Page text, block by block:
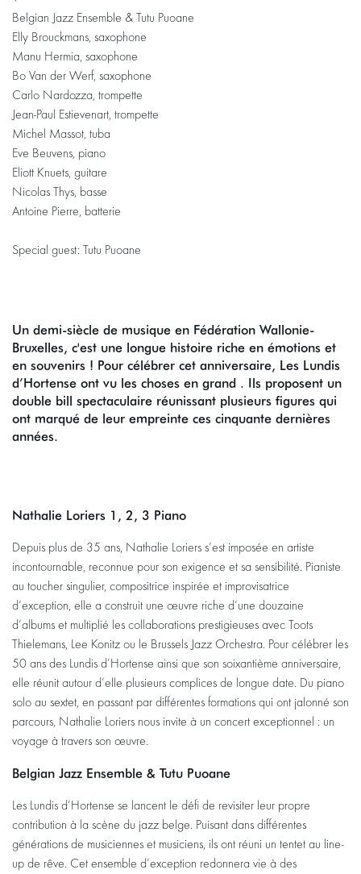
Belgian Jazz Ensemble & Tutu Puoane
Elly Brouckmans, saxophone
Manu Hermia, saxophone
Bo Van der Werf, saxophone
Carlo Nardozza, trompette
Jean-Paul Estievenart, trompette
Michel Massot, tuba
Eve Beuvens, piano
Eliott Knuets, guitare
Nicolas Thys, basse
Antoine Pierre, batterie
Special guest: Tutu Puoane
Un demi-siècle de musique en Fédération Wallonie-
Bruxelles, c'est une longue histoire riche en émotions et
en souvenirs ! Pour célébrer cet anniversaire, Les Lundis
d’Hortense ont vu les choses en grand . Ils proposent un
double bill spectaculaire réunissant plusieurs figures qui
ont marqué de leur empreinte ces cinquante dernières
années.
Nathalie Loriers 1, 2, 3 Piano
Depuis plus de 35 ans, Nathalie Loriers s’est imposée en artiste
incontournable, reconnue pour son exigence et sa sensibilité. Pianiste
au toucher singulier, compositrice inspirée et improvisatrice
d’exception, elle a construit une œuvre riche d’une douzaine
d’albums et multiplié les collaborations prestigieuses avec Toots
Thielemans, Lee Konitz ou le Brussels Jazz Orchestra. Pour célébrer les
50 ans des Lundis d’Hortense ainsi que son soixantième anniversaire,
elle réunit autour d’elle plusieurs complices de longue date. Du piano
solo au sextet, en passant par différentes formations qui ont jalonné son
parcours, Nathalie Loriers nous invite à un concert exceptionnel : un
voyage à travers son œuvre.
Belgian Jazz Ensemble & Tutu Puoane
Les Lundis d’Hortense se lancent le défi de revisiter leur propre
contribution à la scène du jazz belge. Puisant dans différentes
générations de musiciennes et musiciens, ils ont réuni un tentet au line-
up de rêve. Cet ensemble d’exception redonnera vie à des